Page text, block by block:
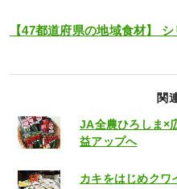
【47都道府県の地域食材】
関
JA全農ひろしま×
益アップへ
カキをはじめク